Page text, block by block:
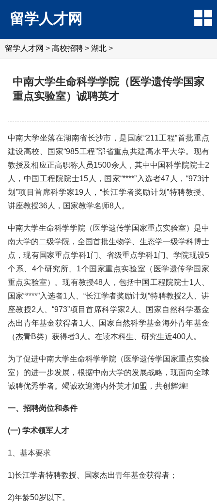
留学人才网
留学人才网 > 高校招聘 > 湖北 >
中南大学生命科学学院（医学遗传学国家
重点实验室）诚聘英才
中南大学坐落在湖南省长沙市，是国家“211工程”首批重点
建设高校、国家“985工程”部省重点共建高水平大学。现有
教授及相应正高职称人员1500余人，其中中国科学院院士2
人，中国工程院院士15人，国家“****”入选者47人，“973计
划”项目首席科学家19人，“长江学者奖励计划”特聘教授、
讲座教授36人，国家教学名师8人。
中南大学生命科学学院（医学遗传学国家重点实验室）是中
南大学的二级学院，全国首批生物学、生态学一级学科博士
点，现有国家重点学科1门、省级重点学科1门。学院现设5
个系、4个研究所、1个国家重点实验室（医学遗传学国家
重点实验室）。现有教授48人，包括中国工程院院士1人、
国家“****”入选者1人、“长江学者奖励计划”特聘教授2人、讲
座教授2人、“973”项目首席科学家2人、国家自然科学基金
杰出青年基金获得者1人、国家自然科学基金海外青年基金
（杰青B类）获得者3人。在读本科生、研究生近400人。
为了促进中南大学生命科学学院（医学遗传学国家重点实验
室）的进一步发展，根据中南大学的发展战略，现面向全球
诚聘优秀学者。竭诚欢迎海内外英才加盟，共创辉煌!
一、招聘岗位和条件
(一) 学术领军人才
1、基本要求
1)长江学者特聘教授、国家杰出青年基金获得者；
2)年龄50岁以下。